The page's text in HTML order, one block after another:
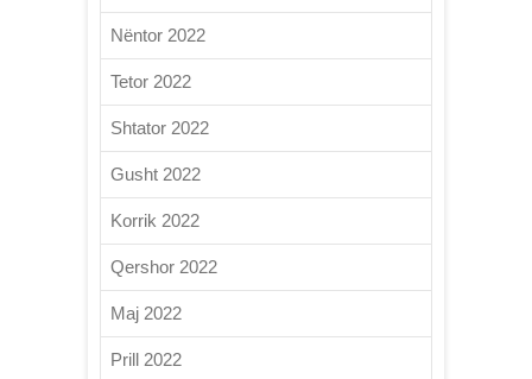
Nëntor 2022
Tetor 2022
Shtator 2022
Gusht 2022
Korrik 2022
Qershor 2022
Maj 2022
Prill 2022